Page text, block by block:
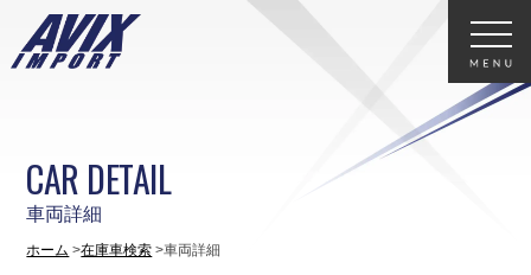
車両詳細
CAR DETAIL
ホーム 在庫車検索 車両詳細